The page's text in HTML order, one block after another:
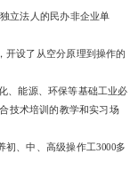
立法人的民办非企业单
开设了从空分原理到操作的
、能源、环保等基础工业必
技术培训的教学和实习场
、中、高级操作工3000多